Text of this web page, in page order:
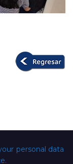
personal data